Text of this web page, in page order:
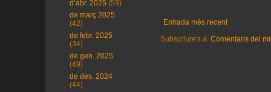
Entrada més recent
Subscriure's a: Comentaris del
d’abr. 2025 (59)
de març 2025
(42)
de febr. 2025
(34)
de gen. 2025
(49)
de des. 2024
(44)